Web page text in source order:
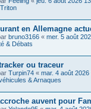
en Allemagne
bruno3166 « mer. 5 août
& Débats
ou traceur
Turpin74 « mar. 4 août 2026
& Arnaques
auvent pour